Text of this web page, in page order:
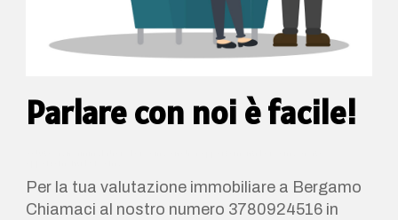
Parlare con noi è facile!
Per la tua valutazione immobiliare a Bergamo
Chiamaci al nostro numero 3780924516 in